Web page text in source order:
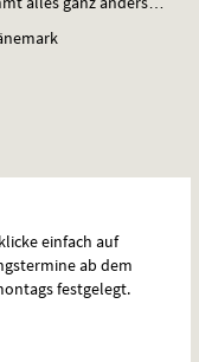
einfach auf
ab dem
festgelegt.